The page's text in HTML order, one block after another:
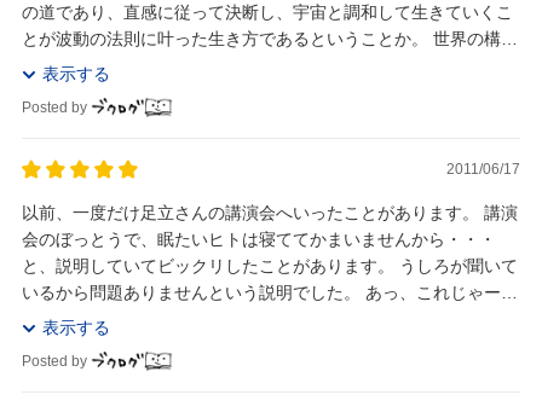
の道であり、直感に従って決断し、宇宙と調和して生きていくこ
とが波動の法則に叶った生き方であるということか。 世界の構造
を独自の理論で説明しているが、その根拠とな...
表示する
Posted by
2011/06/17
以前、一度だけ足立さんの講演会へいったことがあります。 講演
会のぼっとうで、眠たいヒトは寝ててかまいませんから・・・
と、説明していてビックリしたことがあります。 うしろが聞いて
いるから問題ありませんという説明でした。 あっ、これじゃー全
然この本のレビューになつてないですね ...
表示する
Posted by